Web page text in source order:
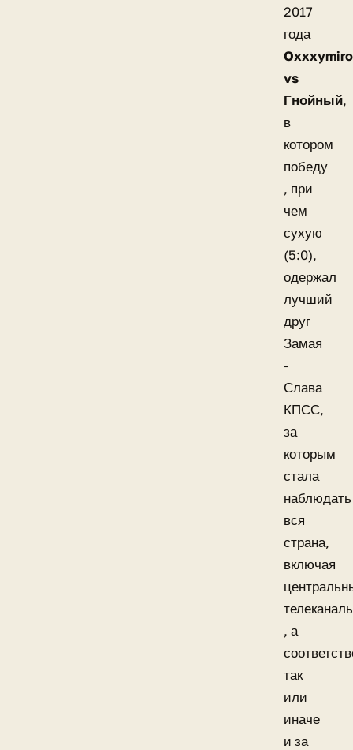
2017
года
vs
Гнойный,
в
котором
победу
, при
чем
сухую
(5:0),
одержал
лучший
друг
Замая
-
Слава
КПСС,
за
которым
стала
наблюдать
вся
страна,
включая
, а
так
или
иначе
и за